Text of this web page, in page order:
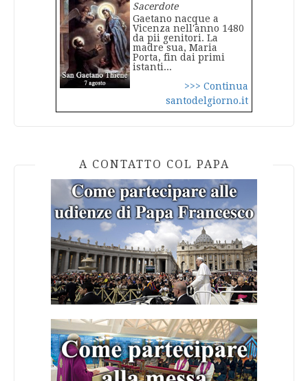
Sacerdote
Gaetano nacque a
Vicenza nell'anno 1480
da pii genitori. La
madre sua, Maria
Porta, fin dai primi
istanti...
>>> Continua
santodelgiorno.it
A CONTATTO COL PAPA